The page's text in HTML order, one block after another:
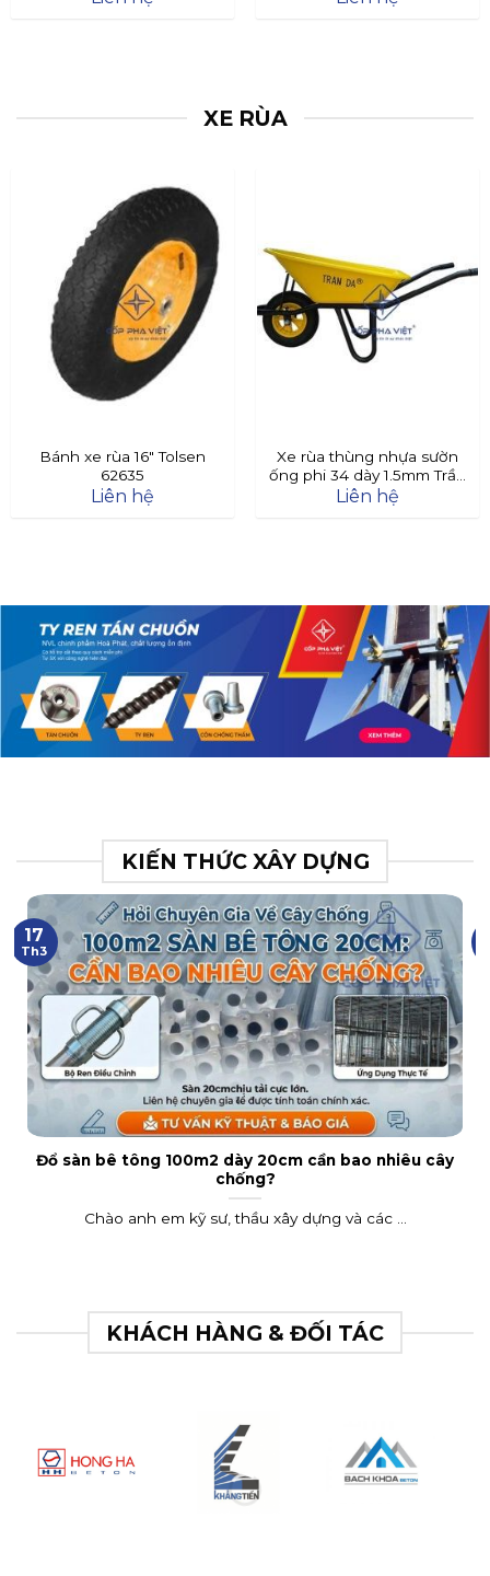
XE RÙA
Bánh xe rùa 16″ Tolsen
62635
Liên hệ
Xe rùa thùng nhựa sườn
ống phi 34 dày 1.5mm Trần
Đà
Liên hệ
KIẾN THỨC XÂY DỰNG
Đổ sàn bê tông 100m2 dày 20cm cần bao nhiêu cây
chống?
Chào anh em kỹ sư, thầu xây dựng và các ...
17
Th3
KHÁCH HÀNG & ĐỐI TÁC